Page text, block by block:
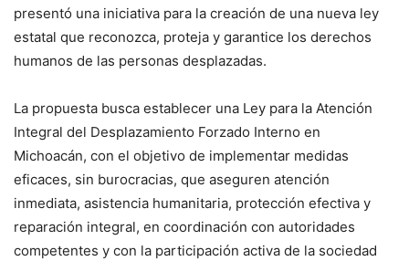
presentó una iniciativa para la creación de una nueva ley
estatal que reconozca, proteja y garantice los derechos
humanos de las personas desplazadas.
La propuesta busca establecer una Ley para la Atención
Integral del Desplazamiento Forzado Interno en
Michoacán, con el objetivo de implementar medidas
eficaces, sin burocracias, que aseguren atención
inmediata, asistencia humanitaria, protección efectiva y
reparación integral, en coordinación con autoridades
competentes y con la participación activa de la sociedad